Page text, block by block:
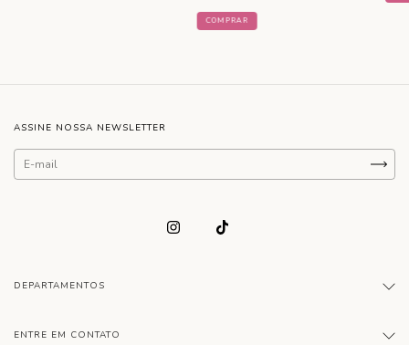
ASSINE NOSSA NEWSLETTER
DEPARTAMENTOS
ENTRE EM CONTATO